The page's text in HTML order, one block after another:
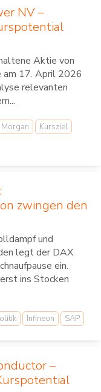
NV –
Aktie von
17. April 2026
relevanten
Morgan
Kursziel
zwingen den
und
legt der DAX
ein.
ins Stocken
Infineon SAP
–